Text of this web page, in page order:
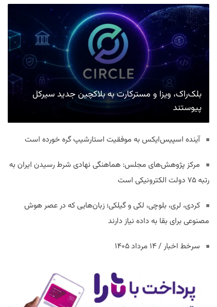
بلک‌راک، ویزا و مسترکارت به بلاکچین جدید سیرکل
پیوستند
آینده اسپیس‌ایکس به موفقیت استارشیپ گره خورده است
مرکز پژوهش‌های مجلس: هماهنگی نهادی شرط رسیدن ایران به
رتبه ۷۵ دولت الکترونیکی است
کردی، لری، بلوچی، لکی و گیلکی؛ زبان‌هایی که در عصر هوش
مصنوعی برای بقا به داده نیاز دارند
سرخط اخبار / ۱۴ مرداد ۱۴۰۵